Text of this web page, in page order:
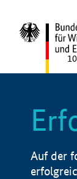
Auf der